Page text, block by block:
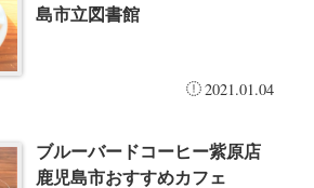
島市立図書館
2021.01.04
ブルーバードコーヒー紫原店
鹿児島市おすすめカフェ